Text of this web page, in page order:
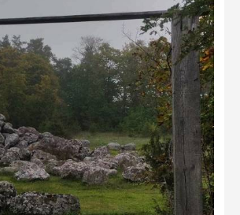
2023
2022
2022
2021
2020